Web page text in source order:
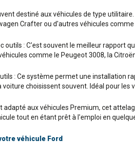
destiné aux véhicules de type
Crafter ou d'autres véhicules comme
: C'est souvent le meilleur rapport
comme le Peugeot 3008, la Citroën
: Ce système permet une installation
choisissent souvent. Idéal pour les
aux véhicules Premium, cet
tout en étant prêt à l'emploi en
véhicule Ford